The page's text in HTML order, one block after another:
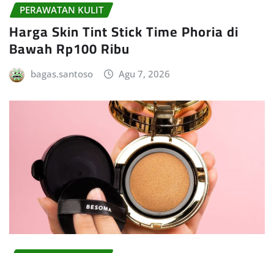
PERAWATAN KULIT
Harga Skin Tint Stick Time Phoria di
Bawah Rp100 Ribu
bagas.santoso Agu 7, 2026